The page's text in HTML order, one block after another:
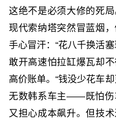
这绝不是必须大修的死
现代索纳塔突然冒蓝烟
手心冒汗：“花八千换活
敢开高速怕拉缸爆瓦却
高价账单。“钱没少花车
无数韩系车主——既怕伤
又担心成本飙升。但技